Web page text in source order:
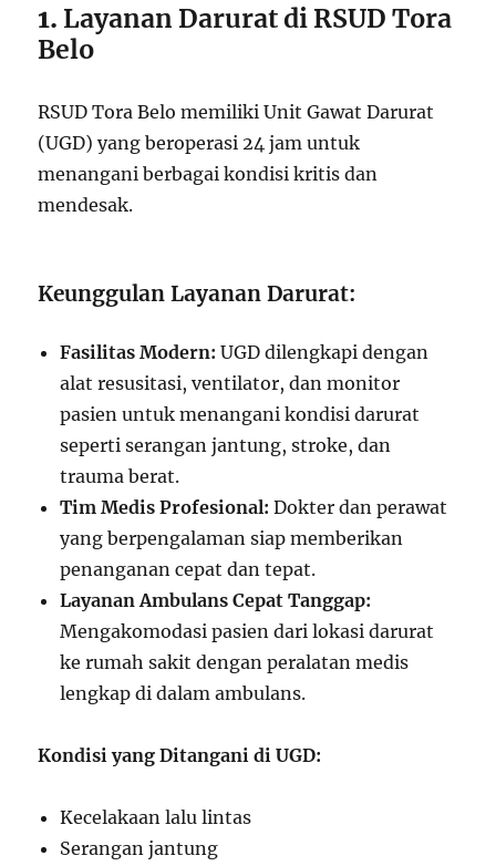
1. Layanan Darurat di RSUD Tora
Belo
RSUD Tora Belo memiliki Unit Gawat Darurat
(UGD) yang beroperasi 24 jam untuk
menangani berbagai kondisi kritis dan
mendesak.
Keunggulan Layanan Darurat:
Fasilitas Modern: UGD dilengkapi dengan
alat resusitasi, ventilator, dan monitor
pasien untuk menangani kondisi darurat
seperti serangan jantung, stroke, dan
trauma berat.
Tim Medis Profesional: Dokter dan perawat
yang berpengalaman siap memberikan
penanganan cepat dan tepat.
Layanan Ambulans Cepat Tanggap:
Mengakomodasi pasien dari lokasi darurat
ke rumah sakit dengan peralatan medis
lengkap di dalam ambulans.
Kondisi yang Ditangani di UGD:
Kecelakaan lalu lintas
Serangan jantung